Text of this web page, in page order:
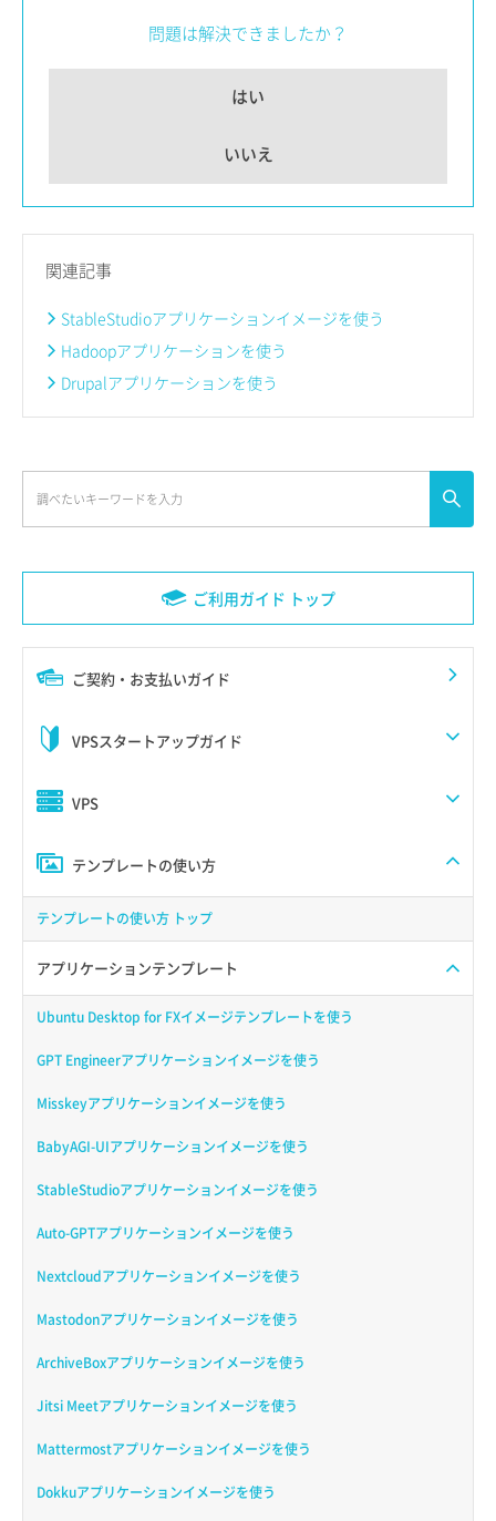
ご利用ガイド トップ
ご契約・お支払いガイド
VPSスタートアップガイド
VPS
テンプレートの使い方
テンプレートの使い方 トップ
アプリケーションテンプレート
Ubuntu Desktop for FXイメージテンプレートを使う
GPT Engineerアプリケーションイメージを使う
Misskeyアプリケーションイメージを使う
BabyAGI-UIアプリケーションイメージを使う
StableStudioアプリケーションイメージを使う
Auto-GPTアプリケーションイメージを使う
Nextcloudアプリケーションイメージを使う
Mastodonアプリケーションイメージを使う
ArchiveBoxアプリケーションイメージを使う
Jitsi Meetアプリケーションイメージを使う
Mattermostアプリケーションイメージを使う
Dokkuアプリケーションイメージを使う
問題は解決できましたか？
はい
いいえ
関連記事
StableStudioアプリケーションイメージを使う
Hadoopアプリケーションを使う
Drupalアプリケーションを使う